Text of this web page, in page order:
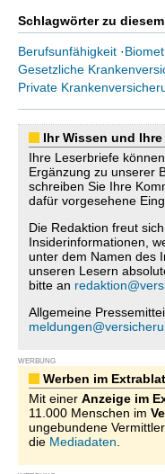
Schlagwörter zu
Berufsunfähigkeit ·
Gesetzliche
Private
Ihr Wissen und
Ihre Leserbriefe
Ergänzung zu unserer
schreiben Sie Ihre
dafür vorgesehene
Die Redaktion freut
Insiderinformationen,
unter dem Namen des
unseren Lesern
bitte an
Allgemeine
WERBUNG
Werben im
Mit einer Anzeige im
11.000 Menschen im
ungebundene
die Mediadaten